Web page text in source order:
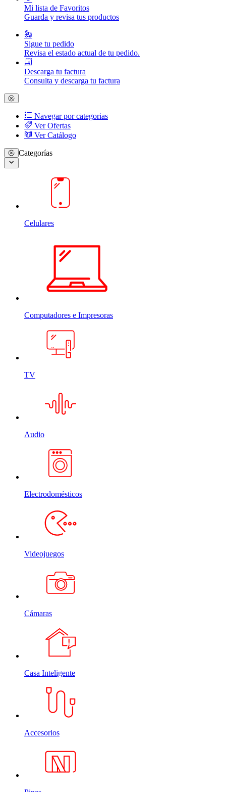
Mi lista de Favoritos
Guarda y revisa tus productos
Sigue tu pedido
Revisa el estado actual de tu pedido.
Descarga tu factura
Consulta y descarga tu factura
Navegar por categorias
Ver Ofertas
Ver Catálogo
Categorías
Celulares
Computadores e Impresoras
TV
Audio
Electrodomésticos
Videojuegos
Cámaras
Casa Inteligente
Accesorios